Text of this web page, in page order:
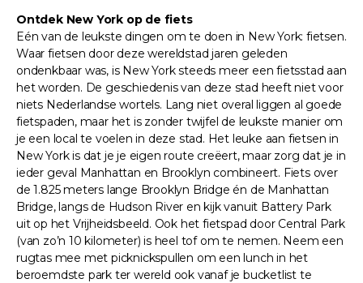
Ontdek New York op de fiets
Eén van de leukste dingen om te doen in New York: fietsen.
Waar fietsen door deze wereldstad jaren geleden
ondenkbaar was, is New York steeds meer een fietsstad aan
het worden. De geschiedenis van deze stad heeft niet voor
niets Nederlandse wortels. Lang niet overal liggen al goede
fietspaden, maar het is zonder twijfel de leukste manier om
je een local te voelen in deze stad. Het leuke aan fietsen in
New York is dat je je eigen route creëert, maar zorg dat je in
ieder geval Manhattan en Brooklyn combineert. Fiets over
de 1.825 meters lange Brooklyn Bridge én de Manhattan
Bridge, langs de Hudson River en kijk vanuit Battery Park
uit op het Vrijheidsbeeld. Ook het fietspad door Central Park
(van zo’n 10 kilometer) is heel tof om te nemen. Neem een
rugtas mee met picknickspullen om een lunch in het
beroemdste park ter wereld ook vanaf je bucketlist te